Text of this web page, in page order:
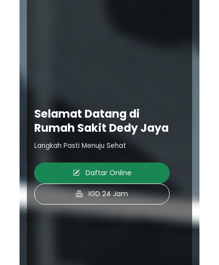
Selamat Datang di
Rumah Sakit Dedy Jaya
Langkah Pasti Menuju Sehat
Daftar Online
IGD 24 Jam